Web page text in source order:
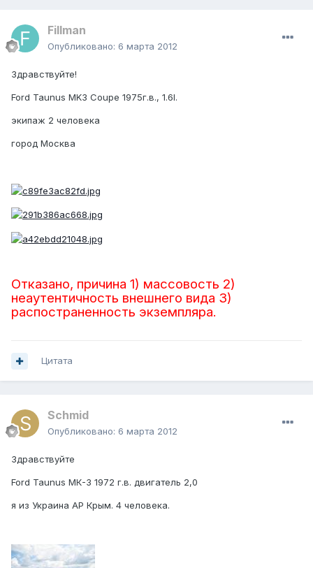
Fillman
Опубликовано: 6 марта 2012
Здравствуйте!
Ford Taunus MK3 Coupe 1975г.в., 1.6l.
экипаж 2 человека
город Москва
Отказано, причина 1) массовость 2)
неаутентичность внешнего вида 3)
распостраненность экземпляра.
Цитата
Schmid
Опубликовано: 6 марта 2012
Здравствуйте
Ford Taunus МК-3 1972 г.в. двигатель 2,0
я из Украина АР Крым. 4 человека.